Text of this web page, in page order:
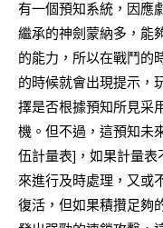
有一個預知系統，因應
繼承的神劍蒙納多，能
的能力，所以在戰鬥的
的時候就會出現提示，
擇是否根據預知所見采
機。但不過，這預知未
伍計量表]，如果計量
來進行及時處理，又或
復活，但如果積攢足夠